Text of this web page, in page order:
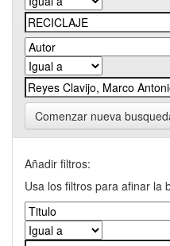
Comenzar nueva
Añadir filtros:
Usa los filtros para afinar la